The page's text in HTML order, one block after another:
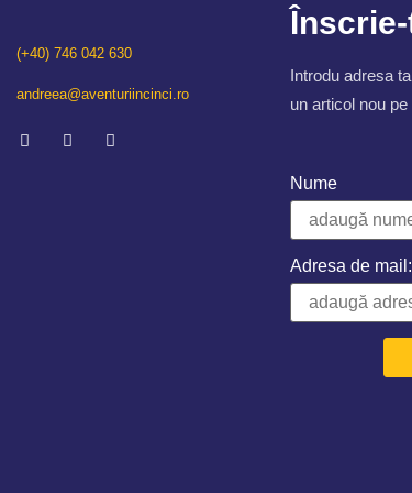
(+40) 746 042 630
andreea@aventuriincinci.ro
Introdu adresa
un articol nou pe
Nume
Adresa de mail: